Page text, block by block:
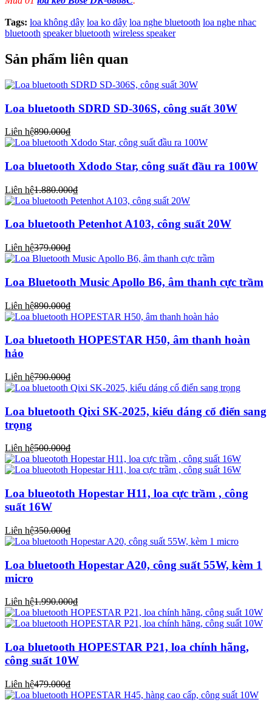
Tags: loa không dây loa ko dây loa nghe bluetooth loa nghe nhac
bluetooth speaker bluetooth wireless speaker
Sản phẩm liên quan
Loa bluetooth SDRD SD-306S, công suất 30W
Liên hệ890.000₫
Loa bluetooth Xdodo Star, công suất đầu ra 100W
Liên hệ1.880.000₫
Loa bluetooth Petenhot A103, công suất 20W
Liên hệ379.000₫
Loa Bluetooth Music Apollo B6, âm thanh cực trầm
Liên hệ890.000₫
Loa bluetooth HOPESTAR H50, âm thanh hoàn
hảo
Liên hệ790.000₫
Loa bluetooth Qixi SK-2025, kiểu dáng cổ điển sang
trọng
Liên hệ500.000₫
Loa blueototh Hopestar H11, loa cực trầm , công
suất 16W
Liên hệ350.000₫
Loa bluetooth Hopestar A20, công suất 55W, kèm 1
micro
Liên hệ1.990.000₫
Loa bluetooth HOPESTAR P21, loa chính hãng,
công suất 10W
Liên hệ479.000₫